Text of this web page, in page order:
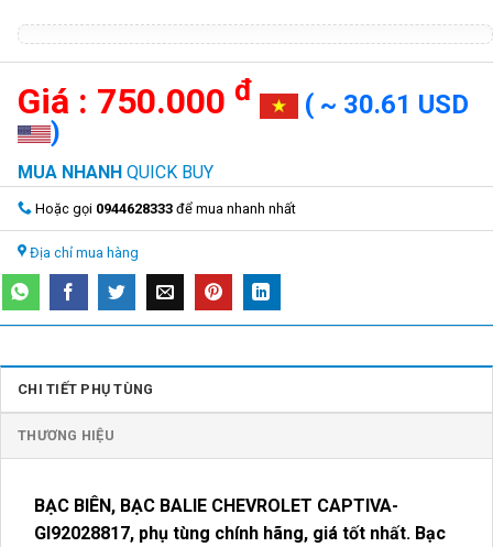
750.000 đ
( ~ 30.61 USD
)
MUA NHANH QUICK BUY
Hoặc gọi 0944628333 để mua nhanh nhất
Địa chỉ mua hàng
CHI TIẾT PHỤ TÙNG
THƯƠNG HIỆU
BẠC BIÊN, BẠC BALIE CHEVROLET CAPTIVA-
GI92028817, phụ tùng chính hãng, giá tốt nhất. Bạc